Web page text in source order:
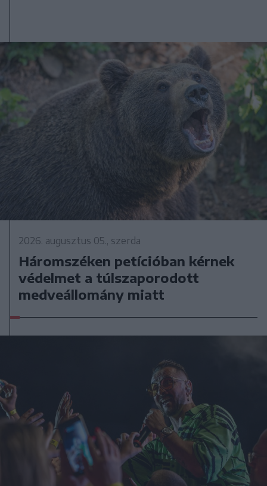
2026. augusztus 05., szerda
Háromszéken petícióban kérnek
védelmet a túlszaporodott
medveállomány miatt